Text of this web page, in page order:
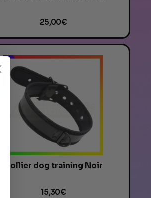
25,00 €
Collier dog training Noir
15,30 €